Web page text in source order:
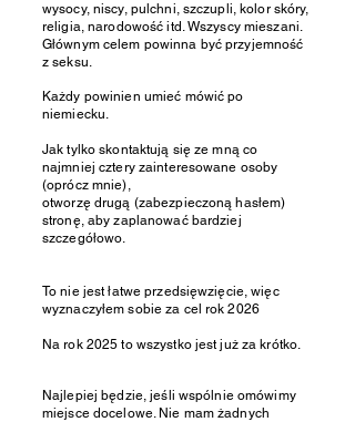
wysocy, niscy, pulchni, szczupli, kolor skóry,
religia, narodowość itd. Wszyscy mieszani.
Głównym celem powinna być przyjemność
z seksu.
Każdy powinien umieć mówić po
niemiecku.
Jak tylko skontaktują się ze mną co
najmniej cztery zainteresowane osoby
(oprócz mnie),
otworzę drugą (zabezpieczoną hasłem)
stronę, aby zaplanować bardziej
szczegółowo.
To nie jest łatwe przedsięwzięcie, więc
wyznaczyłem sobie za cel rok 2026
Na rok 2025 to wszystko jest już za krótko.
Najlepiej będzie, jeśli wspólnie omówimy
miejsce docelowe. Nie mam żadnych